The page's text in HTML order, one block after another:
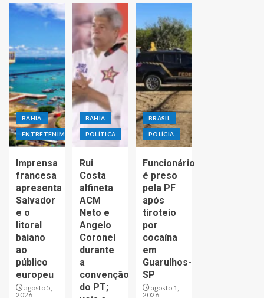
BAHIA
ENTRETENIMENTO
Imprensa
francesa
apresenta
Salvador
e o
litoral
baiano
ao
público
europeu
agosto 5,
2026
BAHIA
POLÍTICA
Rui
Costa
alfineta
ACM
Neto e
Angelo
Coronel
durante
a
convenção
do PT;
BRASIL
POLÍCIA
Funcionário
é preso
pela PF
após
tiroteio
por
cocaína
em
Guarulhos-
SP
agosto 1,
2026